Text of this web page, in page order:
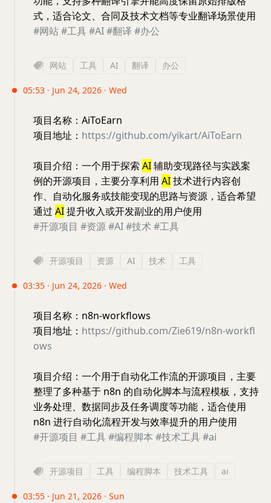
式，适合论文、合同及技术文档等专业翻译场景使用
#网站#工具#AI#翻译 #办公
网站 工具 AI 翻译 办公
05:53 · Jun 24, 2026 · Wed
项目名称：AiToEarn
项目地址： https://github.com/yikart/AiToEarn
项目介绍：一个用于探索 AI辅助变现路径与实践案
例的开源项目，主要分享利用 AI技术进行内容创
作、自动化服务或技能变现的思路与资源，适合希望
通过 AI提升收入或开发副业的用户使用
#开源项目 #资源#AI#技术#工具
开源项目 资源 AI 技术 工具
03:35 · Jun 24, 2026 · Wed
项目名称：n8n-workflows
项目地址： https://github.com/Zie619/n8n-workfl
ows
项目介绍：一个用于自动化工作流的开源项目，主要
整理了多种基于 n8n 的自动化脚本与流程模板，支持
业务处理、数据同步及任务调度等功能，适合使用
n8n 进行自动化流程开发与效率提升的用户使用
#开源项目 #工具#编程脚本 #技术工具#ai
开源项目 工具 编程脚本 技术工具 ai
03:55 · Jun 21, 2026 · Sun